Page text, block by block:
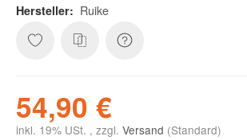
Hersteller: Ruike
54,90 €
inkl. 19% USt. , zzgl. Versand (Standard)